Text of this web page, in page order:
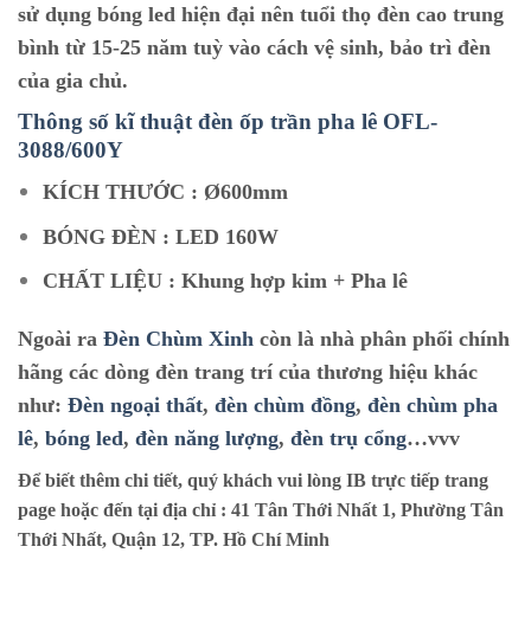
sử dụng bóng led hiện đại nên tuổi thọ đèn cao trung
bình từ 15-25 năm tuỳ vào cách vệ sinh, bảo trì đèn
của gia chủ.
Thông số kĩ thuật đèn ốp trần pha lê OFL-
3088/600Y
KÍCH THƯỚC : Ø600mm
BÓNG ĐÈN : LED 160W
CHẤT LIỆU : Khung hợp kim + Pha lê
Ngoài ra Đèn Chùm Xinh còn là nhà phân phối chính
hãng các dòng đèn trang trí của thương hiệu khác
như: Đèn ngoại thất, đèn chùm đồng, đèn chùm pha
lê, bóng led, đèn năng lượng, đèn trụ cổng…vvv
Để biết thêm chi tiết, quý khách vui lòng IB trực tiếp trang
page hoặc đến tại địa chỉ : 41 Tân Thới Nhất 1, Phường Tân
Thới Nhất, Quận 12, TP. Hồ Chí Minh